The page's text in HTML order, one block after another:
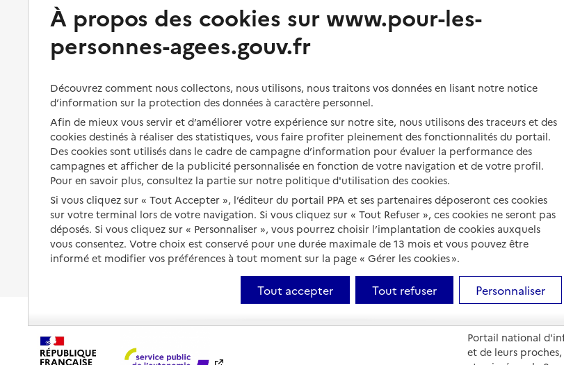
et droits
s'équiper
santé
Organiser à l'avance sa propre
protection
Les mesures de protection
Les obligations de la famille
À qui s’adresser ?
Bénéficier de soins à domicile
Aides financières
Solutions d'accueil temporaire
Partager son logement
Vivre à domicile avec une
maladie ou un handicap
Être hospitalisé
Fin de vie à domicile
Vivre chez un proche
Vivre en accueil familial
Autres solutions de logement
Les différents
Préparer l'entrée en
Aides financières en
Prévention,
et soins
Comprendre les prix
Droits en EHPAD
Fin de vie en EHPAD
Portail national
et de leurs
À propos des cookies sur www.pour-les-
personnes-agees.gouv.fr
Découvrez comment nous collectons, nous utilisons, nous traitons vos données en lisant notre notice
d’information sur la protection des données à caractère personnel.
Afin de mieux vous servir et d’améliorer votre expérience sur notre site, nous utilisons des traceurs et des
cookies destinés à réaliser des statistiques, vous faire profiter pleinement des fonctionnalités du portail.
Des cookies sont utilisés dans le cadre de campagne d’information pour évaluer la performance des
campagnes et afficher de la publicité personnalisée en fonction de votre navigation et de votre profil.
Pour en savoir plus, consultez la partie sur notre politique d'utilisation des cookies.
Si vous cliquez sur « Tout Accepter », l’éditeur du portail PPA et ses partenaires déposeront ces cookies
sur votre terminal lors de votre navigation. Si vous cliquez sur « Tout Refuser », ces cookies ne seront pas
déposés. Si vous cliquez sur « Personnaliser », vous pourrez choisir l’implantation de cookies auxquels
vous consentez. Votre choix est conservé pour une durée maximale de 13 mois et vous pouvez être
informé et modifier vos préférences à tout moment sur la page « Gérer les cookies ».
Tout accepter Tout refuser Personnaliser